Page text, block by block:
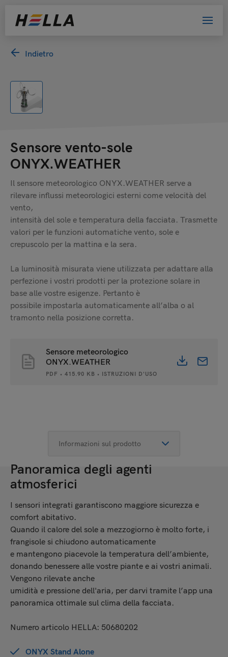
Indietro
Sensore vento-sole
ONYX.WEATHER
Il sensore meteorologico ONYX.WEATHER serve a
rilevare influssi meteorologici esterni come velocità del
vento,
intensità del sole e temperatura della facciata. Trasmette
valori per le funzioni automatiche vento, sole e
crepuscolo per la mattina e la sera.
La luminosità misurata viene utilizzata per adattare alla
perfezione i vostri prodotti per la protezione solare in
base alle vostre esigenze. Pertanto è
possibile impostarla automaticamente all’alba o al
tramonto nella posizione corretta.
Sensore meteorologico
ONYX.WEATHER
PDF • 415.90 KB • ISTRUZIONI D'USO
Panoramica degli agenti
atmosferici
I sensori integrati garantiscono maggiore sicurezza e
comfort abitativo.
Quando il calore del sole a mezzogiorno è molto forte, i
frangisole si chiudono automaticamente
e mantengono piacevole la temperatura dell’ambiente,
donando benessere alle vostre piante e ai vostri animali.
Vengono rilevate anche
umidità e pressione dell'aria, per darvi tramite l’app una
panoramica ottimale sul clima della facciata.
Numero articolo HELLA: 50680202
ONYX Stand Alone